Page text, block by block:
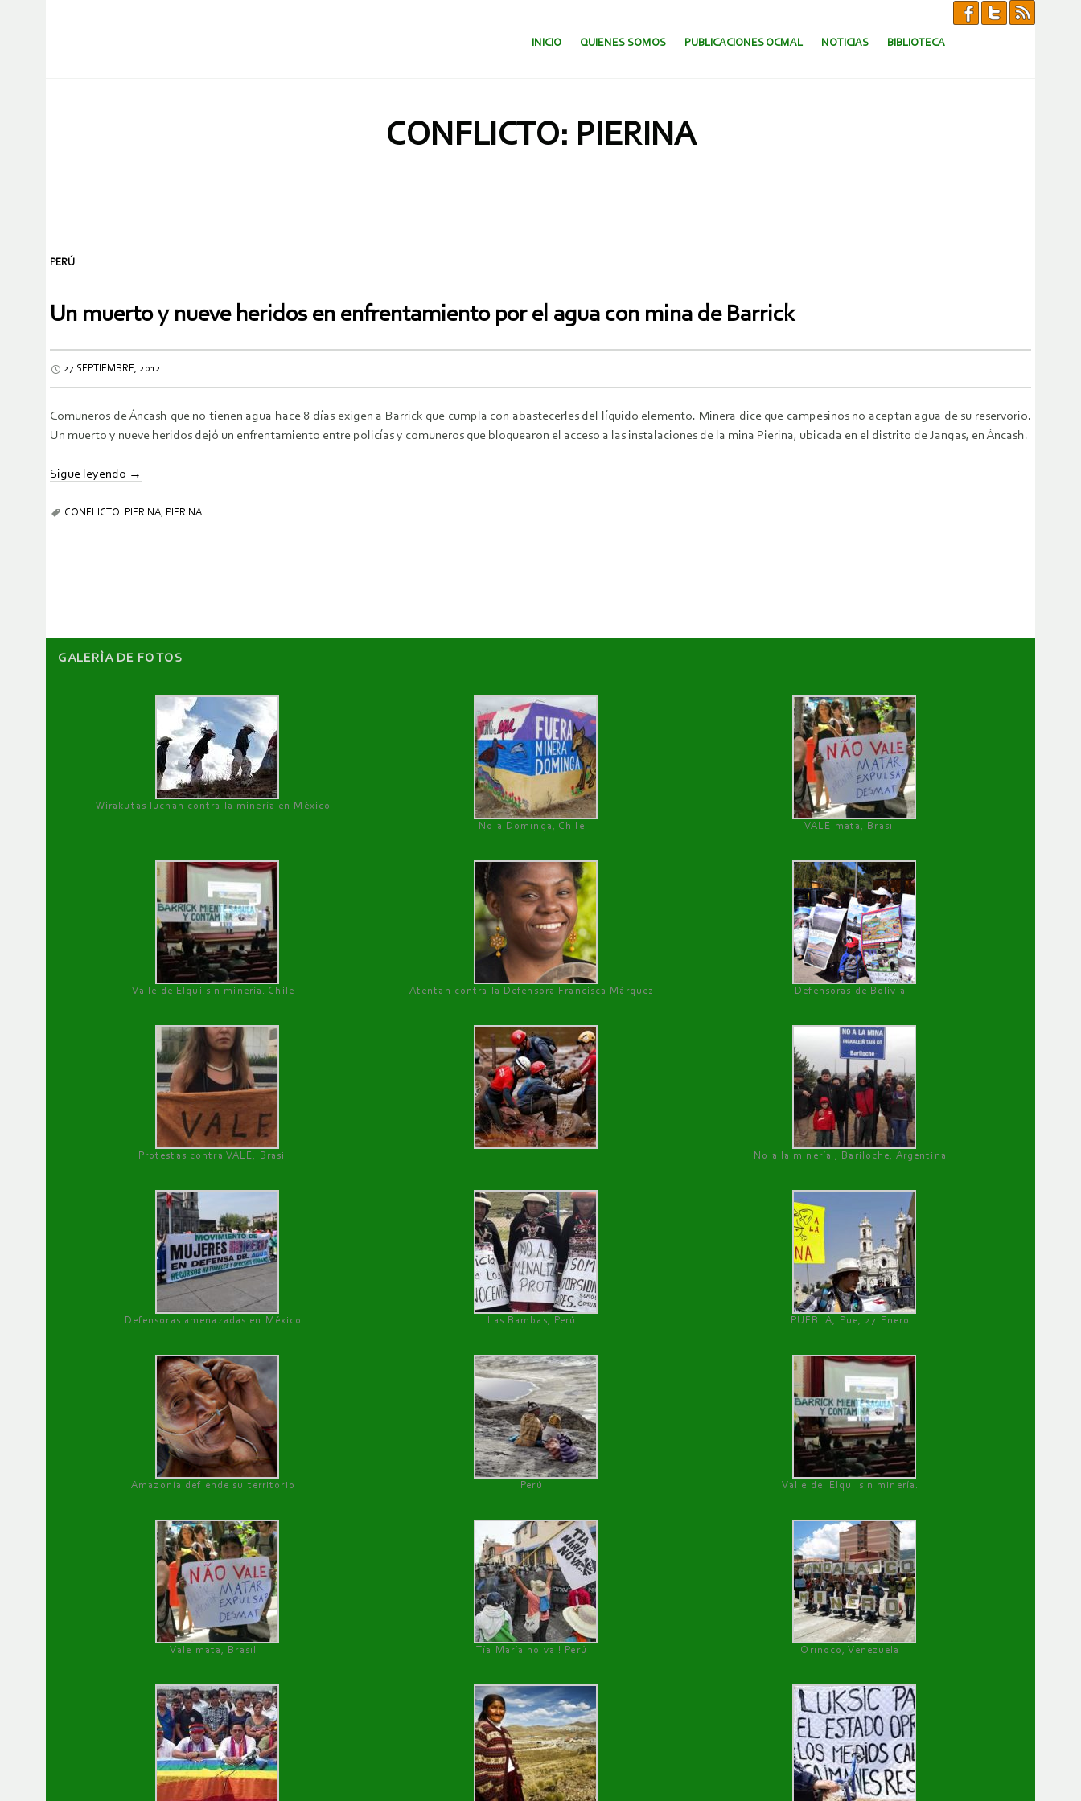
SALTAR AL CONTENIDO.
INICIO QUIENES SOMOS PUBLICACIONES OCMAL NOTICIAS BIBLIOTECA
CONFLICTO: PIERINA
PERÚ
Un muerto y nueve heridos en enfrentamiento por el agua con mina de Barrick
27 SEPTIEMBRE, 2012
Comuneros de Áncash que no tienen agua hace 8 días exigen a Barrick que cumpla con abastecerles del líquido elemento. Minera dice que campesinos no aceptan agua de su reservorio.
Un muerto y nueve heridos dejó un enfrentamiento entre policías y comuneros que bloquearon el acceso a las instalaciones de la mina Pierina, ubicada en el distrito de Jangas, en Áncash.
Sigue leyendo →
CONFLICTO: PIERINA, PIERINA
GALERÌA DE FOTOS
Wirakutas luchan contra la minería en México
No a Dominga, Chile
VALE mata, Brasil
Valle de Elqui sin minería. Chile Atentan contra la Defensora Francisca Márquez Defensoras de Bolivia
Protestas contra VALE, Brasil No a la minería , Bariloche, Argentina
Defensoras amenazadas en México Las Bambas, Perú PUEBLA, Pue, 27 Enero
Amazonía defiende su territorio Perú Valle del Elqui sin minería.
Vale mata, Brasil Tía María no va ! Perú Orinoco, Venezuela